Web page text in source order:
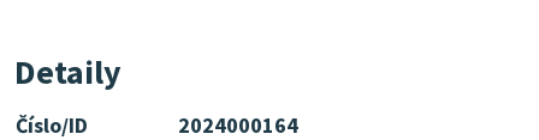
Detaily
Číslo/ID
2024000164